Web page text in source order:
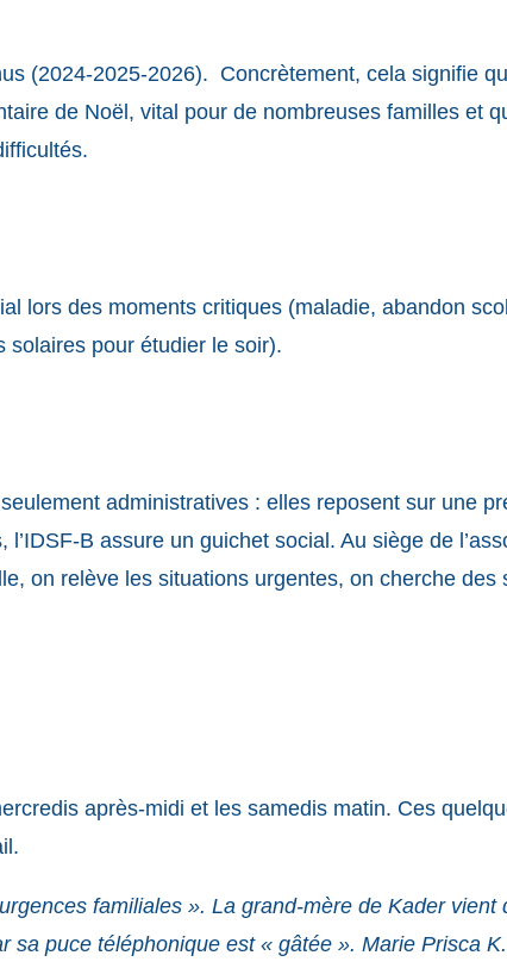
(2024-2025-2026). Concrètement, cela signifie
de Noël, vital pour de nombreuses familles et
lors des moments critiques (maladie, abandon
solaires pour étudier le soir).
administratives : elles reposent sur une
B assure un guichet social. Au siège de
on relève les situations urgentes, on cherche
après-midi et les samedis matin. Ces
familiales ». La grand-mère de Kader vient
puce téléphonique est « gâtée ». Marie Prisca